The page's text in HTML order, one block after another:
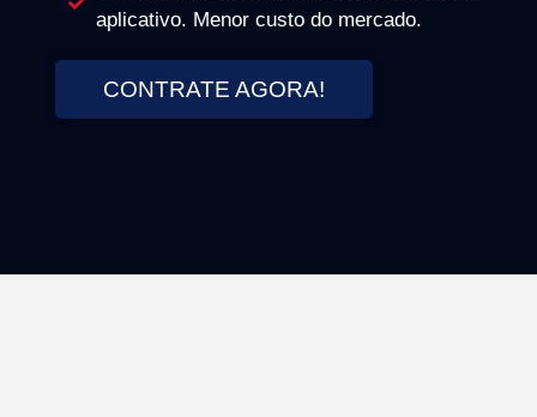
aplicativo. Menor custo do mercado.
CONTRATE AGORA!